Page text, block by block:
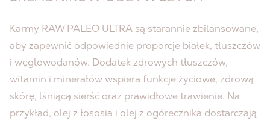
Karmy RAW PALEO ULTRA są starannie zbilansowane,
aby zapewnić odpowiednie proporcje białek, tłuszczów
i węglowodanów. Dodatek zdrowych tłuszczów,
witamin i minerałów wspiera funkcje życiowe, zdrową
skórę, lśniącą sierść oraz prawidłowe trawienie. Na
przykład, olej z łososia i olej z ogórecznika dostarczają